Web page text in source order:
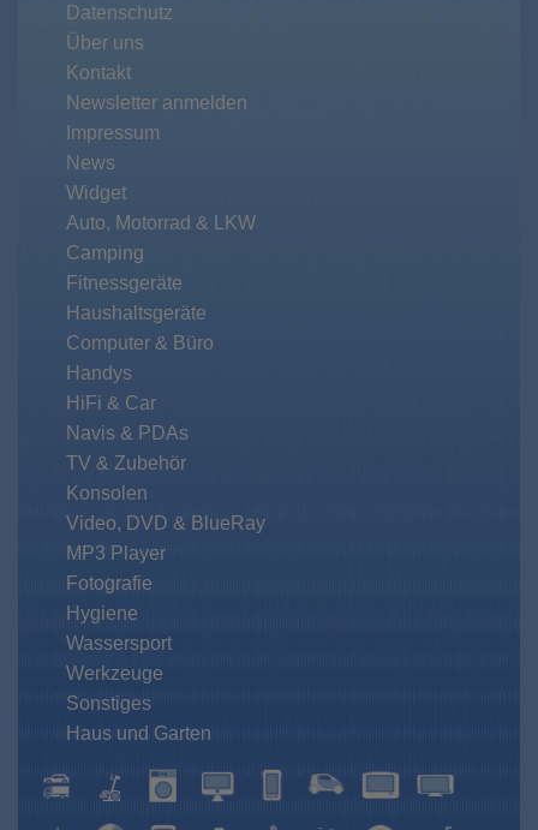
Datenschutz
Über uns
Kontakt
Newsletter anmelden
Impressum
News
Widget
Auto, Motorrad & LKW
Camping
Fitnessgeräte
Haushaltsgeräte
Computer & Büro
Handys
HiFi & Car
Navis & PDAs
TV & Zubehör
Konsolen
Video, DVD & BlueRay
MP3 Player
Fotografie
Hygiene
Wassersport
Werkzeuge
Sonstiges
Haus und Garten